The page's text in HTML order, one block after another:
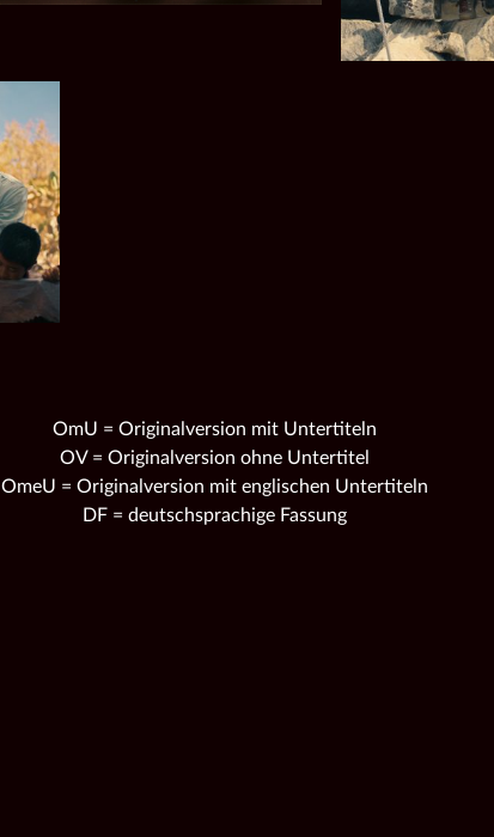
OmU = Originalversion mit Untertiteln
OV = Originalversion ohne Untertitel
OmeU = Originalversion mit englischen Untertiteln
DF = deutschsprachige Fassung